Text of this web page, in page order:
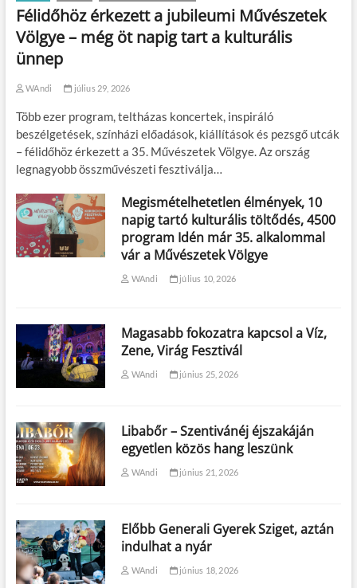
Félidőhöz érkezett a jubileumi Művészetek
Völgye – még öt napig tart a kulturális
ünnep
WAndi július 29, 2026
Több ezer program, teltházas koncertek, inspiráló
beszélgetések, színházi előadások, kiállítások és pezsgő utcák
– félidőhöz érkezett a 35. Művészetek Völgye. Az ország
legnagyobb összművészeti fesztiválja…
Megismételhetetlen élmények, 10
napig tartó kulturális töltődés, 4500
program Idén már 35. alkalommal
vár a Művészetek Völgye
WAndi július 10, 2026
Magasabb fokozatra kapcsol a Víz,
Zene, Virág Fesztivál
WAndi június 25, 2026
Libabőr – Szentivánéj éjszakáján
egyetlen közös hang leszünk
WAndi június 21, 2026
Előbb Generali Gyerek Sziget, aztán
indulhat a nyár
WAndi június 18, 2026